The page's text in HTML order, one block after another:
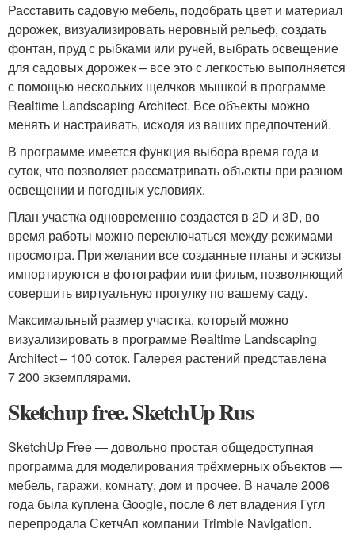
Расставить садовую мебель, подобрать цвет и материал
дорожек, визуализировать неровный рельеф, создать
фонтан, пруд с рыбками или ручей, выбрать освещение
для садовых дорожек – все это с легкостью выполняется
с помощью нескольких щелчков мышкой в программе
Realtime Landscaping Architect. Все объекты можно
менять и настраивать, исходя из ваших предпочтений.
В программе имеется функция выбора время года и
суток, что позволяет рассматривать объекты при разном
освещении и погодных условиях.
План участка одновременно создается в 2D и 3D, во
время работы можно переключаться между режимами
просмотра. При желании все созданные планы и эскизы
импортируются в фотографии или фильм, позволяющий
совершить виртуальную прогулку по вашему саду.
Максимальный размер участка, который можно
визуализировать в программе Realtime Landscaping
Architect – 100 соток. Галерея растений представлена
7 200 экземплярами.
Sketchup free. SketchUp Rus
SketchUp Free — довольно простая общедоступная
программа для моделирования трёхмерных объектов —
мебель, гаражи, комнату, дом и прочее. В начале 2006
года была куплена Google, после 6 лет владения Гугл
перепродала СкетчАп компании Trimble Navigation.